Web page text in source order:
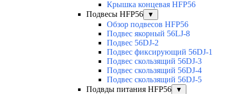
Крышка концевая HFP56
Подвесы HFP56
▼
Обзор подвесов HFP56
Подвес якорный 56LJ-8
Подвес 56DJ-2
Подвес фиксирующий 56DJ-1
Подвес скользящий 56DJ-3
Подвес скользящий 56DJ-4
Подвес скользящий 56DJ-5
Подвды питания HFP56
▼